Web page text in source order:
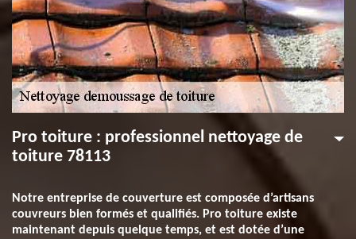
Pro toiture : professionnel nettoyage de
toiture 78113
Notre entreprise de couverture est composée d’artisans
couvreurs bien formés et qualifiés. Pro toiture existe
maintenant depuis quelque temps, et est dotée d’une